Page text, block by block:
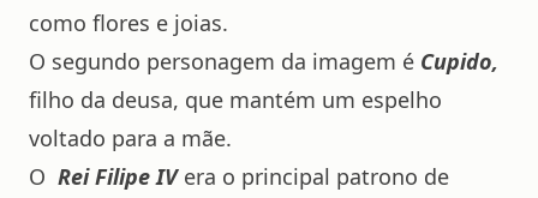
como flores e joias.
O segundo personagem da imagem é Cupido,
filho da deusa, que mantém um espelho
voltado para a mãe.
O Rei Filipe IVera o principal patrono de